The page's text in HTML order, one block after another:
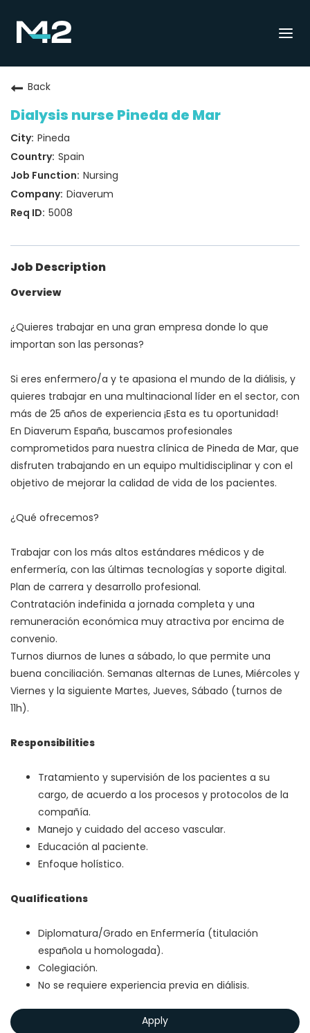
Back
Dialysis nurse Pineda de Mar
Pineda
Spain
Nursing
Diaverum
5008
Job Description
Overview
¿Quieres trabajar en una gran empresa donde lo que
importan son las personas?
Si eres enfermero/a y te apasiona el mundo de la diálisis, y
quieres trabajar en una multinacional líder en el sector, con
más de 25 años de experiencia ¡Esta es tu oportunidad!
En Diaverum España, buscamos profesionales
comprometidos para nuestra clínica de Pineda de Mar, que
disfruten trabajando en un equipo multidisciplinar y con el
objetivo de mejorar la calidad de vida de los pacientes.
¿Qué ofrecemos?
Trabajar con los más altos estándares médicos y de
enfermería, con las últimas tecnologías y soporte digital.
Plan de carrera y desarrollo profesional.
Contratación indefinida a jornada completa y una
remuneración económica muy atractiva por encima de
convenio.
Turnos diurnos de lunes a sábado, lo que permite una
buena conciliación. Semanas alternas de Lunes, Miércoles y
Viernes y la siguiente Martes, Jueves, Sábado (turnos de
11h).
Responsibilities
Tratamiento y supervisión de los pacientes a su
cargo, de acuerdo a los procesos y protocolos de la
compañía.
Manejo y cuidado del acceso vascular.
Educación al paciente.
Enfoque holístico.
Qualifications
Diplomatura/Grado en Enfermería (titulación
española u homologada).
Colegiación.
No se requiere experiencia previa en diálisis.
Apply